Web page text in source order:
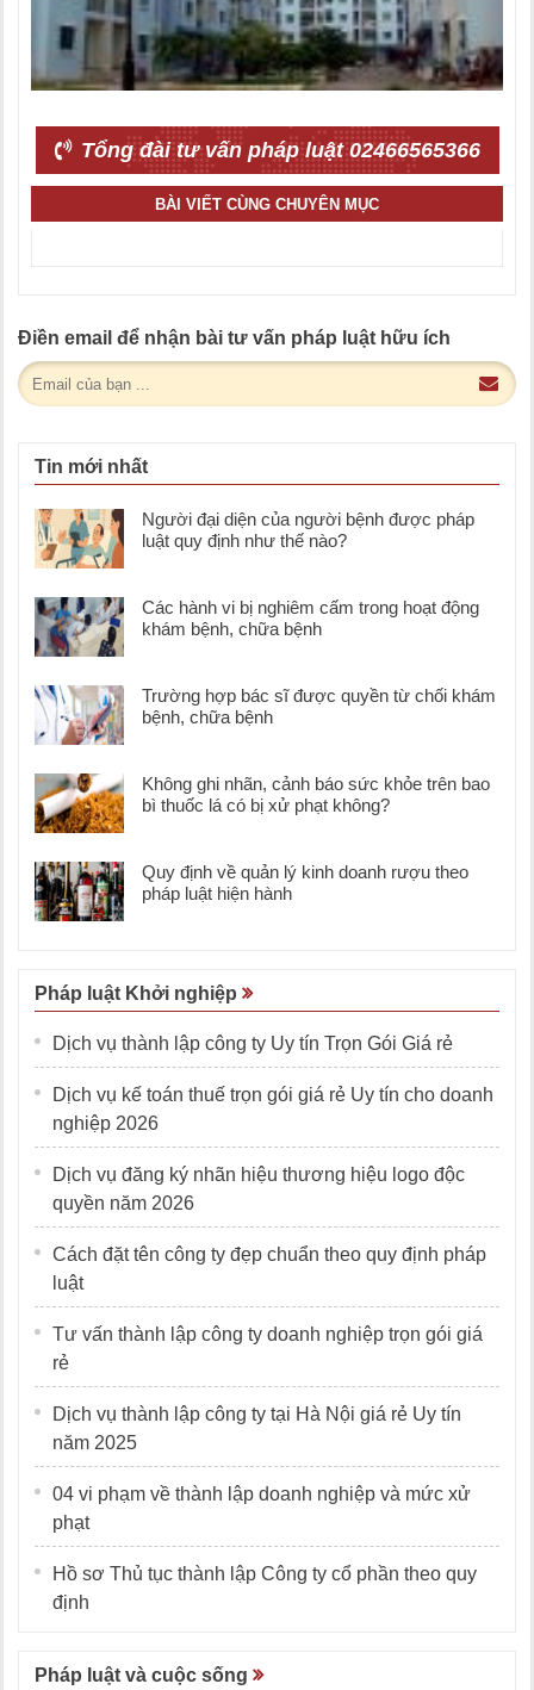
Tổng đài tư vấn pháp luật 02466565366
BÀI VIẾT CÙNG CHUYÊN MỤC
Điền email để nhận bài tư vấn pháp luật hữu ích
Tin mới nhất
Người đại diện của người bệnh được pháp
luật quy định như thế nào?
Các hành vi bị nghiêm cấm trong hoạt động
khám bệnh, chữa bệnh
Trường hợp bác sĩ được quyền từ chối khám
bệnh, chữa bệnh
Không ghi nhãn, cảnh báo sức khỏe trên bao
bì thuốc lá có bị xử phạt không?
Quy định về quản lý kinh doanh rượu theo
pháp luật hiện hành
Pháp luật Khởi nghiệp
Dịch vụ thành lập công ty Uy tín Trọn Gói Giá rẻ
Dịch vụ kế toán thuế trọn gói giá rẻ Uy tín cho doanh
nghiệp 2026
Dịch vụ đăng ký nhãn hiệu thương hiệu logo độc
quyền năm 2026
Cách đặt tên công ty đẹp chuẩn theo quy định pháp
luật
Tư vấn thành lập công ty doanh nghiệp trọn gói giá
rẻ
Dịch vụ thành lập công ty tại Hà Nội giá rẻ Uy tín
năm 2025
04 vi phạm về thành lập doanh nghiệp và mức xử
phạt
Hồ sơ Thủ tục thành lập Công ty cổ phần theo quy
định
Pháp luật và cuộc sống